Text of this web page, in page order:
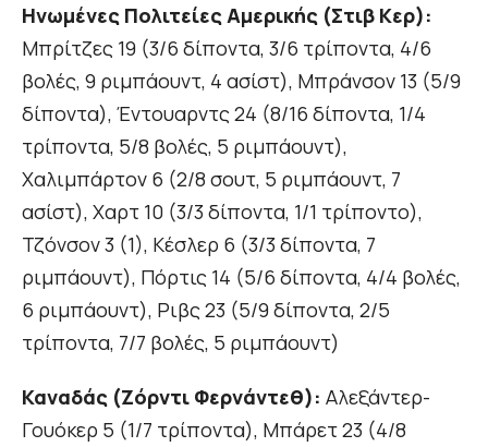
Ηνωμένες Πολιτείες Αμερικής (Στιβ Κερ):
Μπρίτζες 19 (3/6 δίποντα, 3/6 τρίποντα, 4/6
βολές, 9 ριμπάουντ, 4 ασίστ), Μπράνσον 13 (5/9
δίποντα), Έντουαρντς 24 (8/16 δίποντα, 1/4
τρίποντα, 5/8 βολές, 5 ριμπάουντ),
Χαλιμπάρτον 6 (2/8 σουτ, 5 ριμπάουντ, 7
ασίστ), Χαρτ 10 (3/3 δίποντα, 1/1 τρίποντο),
Τζόνσον 3 (1), Κέσλερ 6 (3/3 δίποντα, 7
ριμπάουντ), Πόρτις 14 (5/6 δίποντα, 4/4 βολές,
6 ριμπάουντ), Ριβς 23 (5/9 δίποντα, 2/5
τρίποντα, 7/7 βολές, 5 ριμπάουντ)
Καναδάς (Ζόρντι Φερνάντεθ): Αλεξάντερ-
Γουόκερ 5 (1/7 τρίποντα), Μπάρετ 23 (4/8